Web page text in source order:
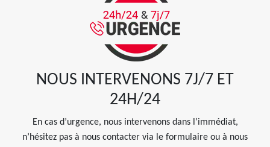
NOUS INTERVENONS 7J/7 ET
24H/24
En cas d’urgence, nous intervenons dans l’immédiat,
n’hésitez pas à nous contacter via le formulaire ou à nous